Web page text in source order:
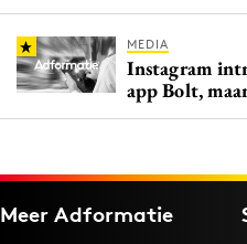
MEDIA
Instagram
app Bolt,
Meer Adformatie